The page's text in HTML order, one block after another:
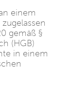
einem
gemäß §
(HGB)
in einem